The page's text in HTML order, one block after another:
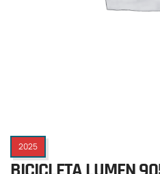
2025